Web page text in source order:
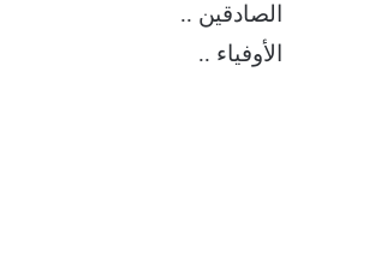
الصادقين ..
الأوفياء ..